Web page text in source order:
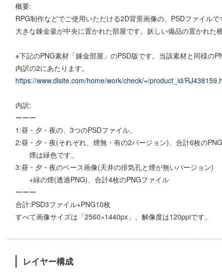
概要:
RPG制作などでご使用いただける2D背景画像の、PSDファイルで
大きな錬金釜が中央に置かれた部屋です。妖しい備品の置かれた
※下記のPNG素材「錬金部屋」のPSD版です。当該素材と同様の
内訳の2にあたります。
https://www.dlsite.com/home/work/check/=/product_id/
内訳:
ーーー
1:昼・夕・夜の、3つのPSDファイル。
2:昼・夕・夜(それぞれ、煙無・有の2バージョン)、合計6枚の
煙は緑色です。
3:昼・夕・夜のベース画像(天井の排気孔と煙が無いバージョン)
+緑の煙(透過PNG)、合計4枚のPNGファイル
ーーー
合計:PSD3ファイル+PNG10枚
すべて画像サイズは「2560×1440px」、解像度は120ppiです。
レイヤー構成